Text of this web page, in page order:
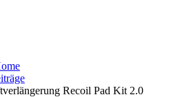
Recoil Pad Kit 2.0